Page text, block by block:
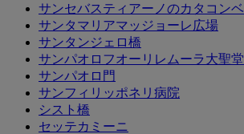
サンセバスティアーノのカタコンベ
サンタマリアマッジョーレ広場
サンタンジェロ橋
サンパオロフオーリレムーラ大聖堂
サンパオロ門
サンフィリッポネリ病院
シスト橋
セッテカミーニ